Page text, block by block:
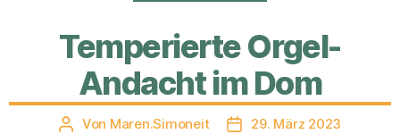
Temperierte Orgel-
Andacht im Dom
Beitragsautor
Von Maren.Simoneit Veröffentlichungsdatum
29. März 2023